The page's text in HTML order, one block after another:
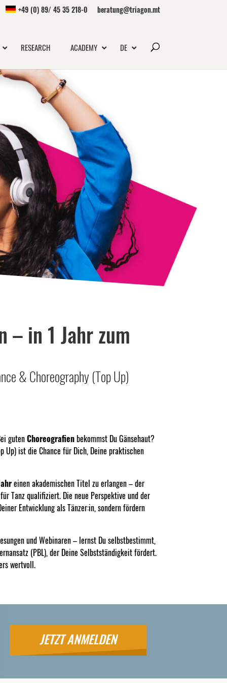
+49 (0) 89/ 45 35 218-0 beratung@triagon.mt
RESEARCH ACADEMY DE
– in 1 Jahr zum
& Choreography (Top Up)
gutenChoreografienbekommst Du Gänsehaut?
Up) ist die Chance für Dich, Deine praktischen
einen akademischen Titel zu erlangen – der
Tanz qualifiziert. Die neue Perspektive und der
Entwicklung als Tänzer:in, sondern fördern
und Webinaren – lernst Du selbstbestimmt,
(PBL), der Deine Selbstständigkeit fördert.
wertvoll.
JETZT ANMELDEN